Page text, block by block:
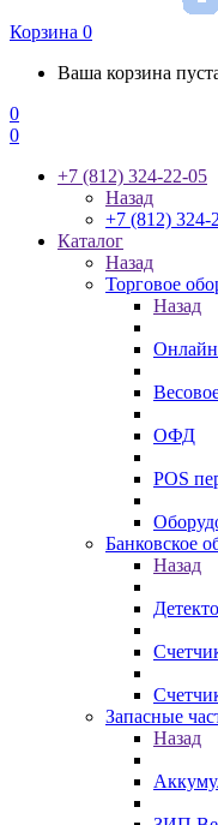
Корзина 0
Ваша корзина
0
0
+7 (812) 324-22-05
Назад
+7 (812) 324-
Каталог
Назад
Торговое
Назад
ОФД
POS
Банковское
Назад
Запасные
Назад